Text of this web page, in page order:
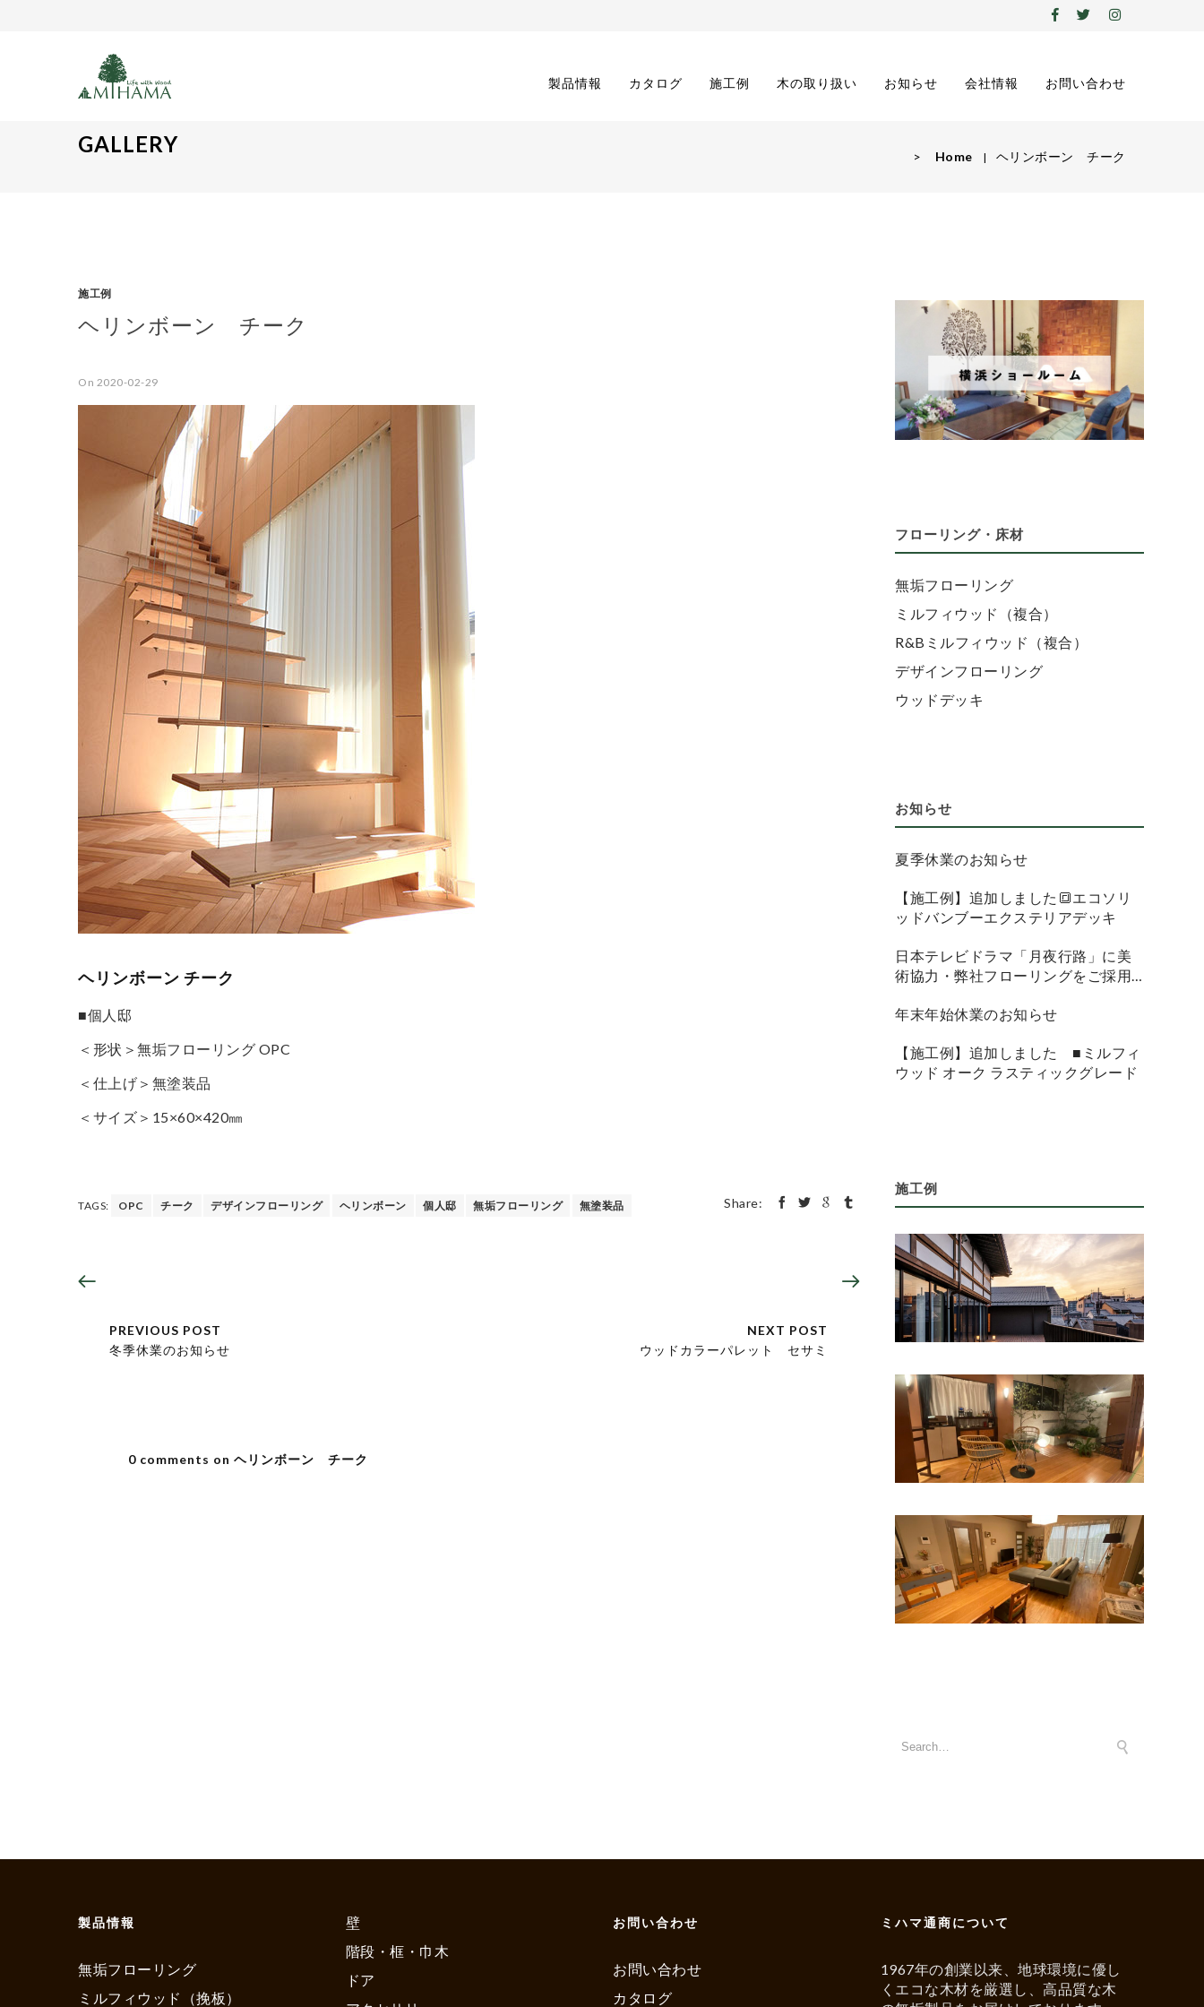
製品情報 カタログ 施工例 木の取り扱い お知らせ 会社情報 お問い合わせ
GALLERY > Home ヘリンボーン チーク
施工例
ヘリンボーン チーク
On 2020-02-29
ヘリンボーン チーク
■個人邸
＜形状＞無垢フローリング OPC
＜仕上げ＞無塗装品
＜サイズ＞15×60×420㎜
TAGS: OPC チーク デザインフローリング ヘリンボーン 個人邸 無垢フローリング 無塗装品 Share:
PREVIOUS POST
冬季休業のお知らせ
NEXT POST
ウッドカラーパレット セサミ
0 comments on ヘリンボーン チーク
フローリング・床材
無垢フローリング
ミルフィウッド（複合）
R&Bミルフィウッド（複合）
デザインフローリング
ウッドデッキ
お知らせ
夏季休業のお知らせ
【施工例】追加しました🔳エコソリ
ッドバンブーエクステリアデッキ
日本テレビドラマ「月夜行路」に美
術協力・弊社フローリングをご採用
年末年始休業のお知らせ
【施工例】追加しました ■ミルフィ
ウッド オーク ラスティックグレード
施工例
製品情報
無垢フローリング
ミルフィウッド（挽板）
壁
階段・框・巾木
ドア
お問い合わせ
お問い合わせ
カタログ
ミハマ通商について
1967年の創業以来、地球環境に優し
くエコな木材を厳選し、高品質な木